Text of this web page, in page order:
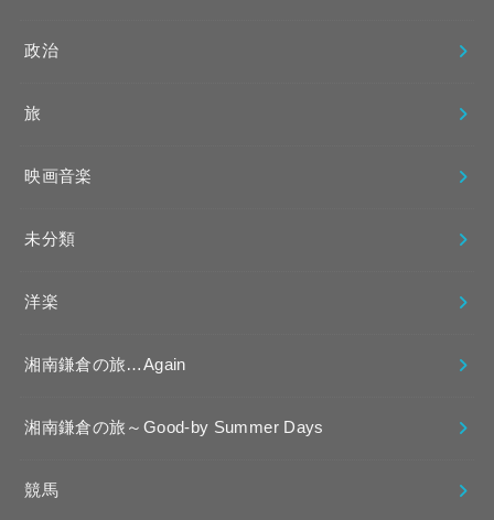
政治
旅
映画音楽
未分類
洋楽
湘南鎌倉の旅…Again
湘南鎌倉の旅～Good-by Summer Days
競馬